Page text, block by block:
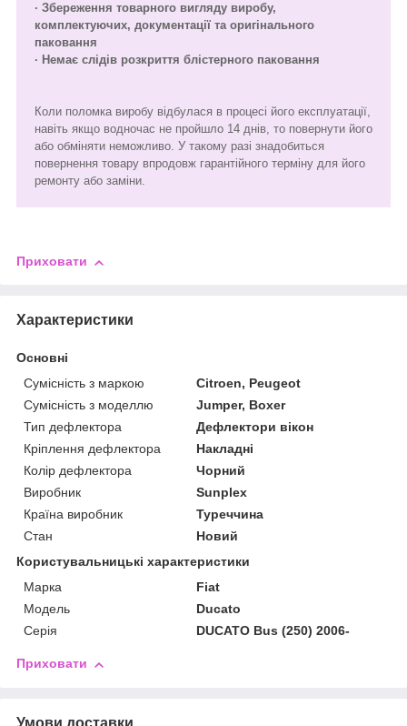
· Збереження товарного вигляду виробу,
комплектуючих, документації та оригінального
паковання
· Немає слідів розкриття блістерного паковання
Коли поломка виробу відбулася в процесі його експлуатації,
навіть якщо водночас не пройшло 14 днів, то повернути його
або обміняти неможливо. У такому разі знадобиться
повернення товару впродовж гарантійного терміну для його
ремонту або заміни.
Приховати
Характеристики
Основні
Сумісність з маркою
Citroen, Peugeot
Сумісність з моделлю
Jumper, Boxer
Тип дефлектора
Дефлектори вікон
Кріплення дефлектора
Накладні
Колір дефлектора
Чорний
Виробник
Sunplex
Країна виробник
Туреччина
Стан
Новий
Користувальницькі характеристики
Марка
Fiat
Модель
Ducato
Серія
DUCATO Bus (250) 2006-
Приховати